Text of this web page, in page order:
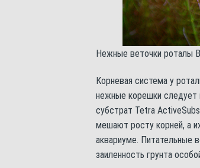
Нежные веточки роталы
Корневая система у
нежные корешки следует
субстрат Tetra
мешают росту корней, а
аквариуме. Питательные
заиленность грунта